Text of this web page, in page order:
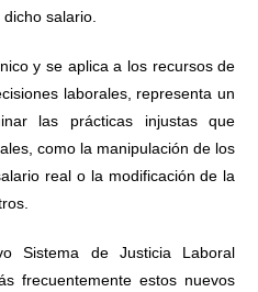
salario.
y se aplica a los recursos de
laborales, representa un
las prácticas injustas que
como la manipulación de los
real o la modificación de la
Sistema de Justicia Laboral
frecuentemente estos nuevos